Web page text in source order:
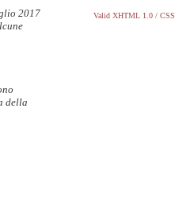
2017
della
Valid XHTML 1.0 / CSS